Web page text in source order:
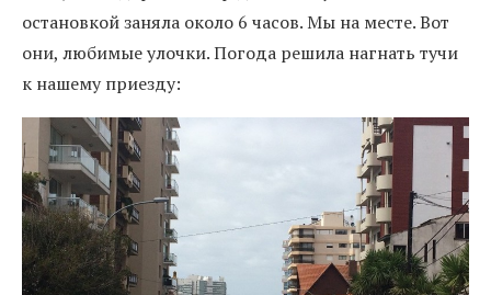
остановкой заняла около 6 часов. Мы на месте. Вот
они, любимые улочки. Погода решила нагнать тучи
к нашему приезду: